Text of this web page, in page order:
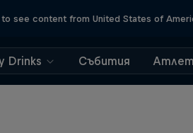
to see content from United States of
Drinks Събития